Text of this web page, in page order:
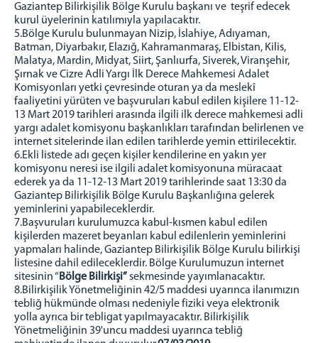
Konkordato Komiserliği Temel Eğitim İzni Verilen
Kuruluşlar
Listeler
Bölge Bilirkişi Listesi
Konkordato Komiseri Listesi
İflas İdare Memurluğu Listesi
İletişim
Gaziantep Bilirkişilik Bölge Kurulu başkanı ve teşrif edecek
kurul üyelerinin katılımıyla yapılacaktır.
5.Bölge Kurulu bulunmayan Nizip, İslahiye, Adıyaman,
Batman, Diyarbakır, Elazığ, Kahramanmaraş, Elbistan, Kilis,
Malatya, Mardin, Midyat, Siirt, Şanlıurfa, Siverek, Viranşehir,
Şırnak ve Cizre Adli Yargı İlk Derece Mahkemesi Adalet
Komisyonları yetki çevresinde oturan ya da meslekî
faaliyetini yürüten ve başvuruları kabul edilen kişilere 11-12-
13 Mart 2019 tarihleri arasında ilgili ilk derece mahkemesi adli
yargı adalet komisyonu başkanlıkları tarafından belirlenen ve
internet sitelerinde ilan edilen tarihlerde yemin ettirilecektir.
6.Ekli listede adı geçen kişiler kendilerine en yakın yer
komisyonu neresi ise ilgili adalet komisyonuna müracaat
ederek ya da 11-12-13 Mart 2019 tarihlerinde saat 13:30 da
Gaziantep Bilirkişilik Bölge Kurulu Başkanlığına gelerek
yeminlerini yapabileceklerdir.
7.Başvuruları kurulumuzca kabul-kısmen kabul edilen
kişilerden mazeret beyanları kabul edilenlerin yeminlerini
yapmaları halinde, Gaziantep Bilirkişilik Bölge Kurulu bilirkişi
listesine dahil edileceklerdir. Bölge Kurulumuzun internet
sitesinin “Bölge Bilirkişi”sekmesinde yayımlanacaktır.
8.Bilirkişilik Yönetmeliğinin 42/5 maddesi uyarınca ilanımızın
tebliğ hükmünde olması nedeniyle fiziki veya elektronik
yolla ayrıca bir tebligat yapılmayacaktır. Bilirkişilik
Yönetmeliğinin 39'uncu maddesi uyarınca tebliğ